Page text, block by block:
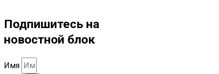
Подпишитесь на
новостной блок
Имя